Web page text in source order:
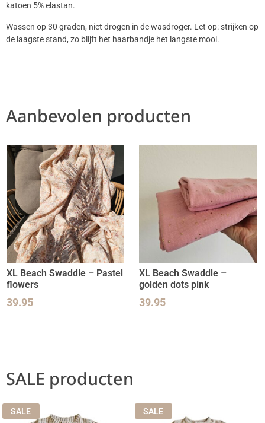
katoen 5% elastan.
Wassen op 30 graden, niet drogen in de wasdroger. Let op: strijken op
de laagste stand, zo blijft het haarbandje het langste mooi.
Aanbevolen producten
XL Beach Swaddle – Pastel
flowers
39.95
XL Beach Swaddle –
golden dots pink
39.95
SALE producten
SALE SALE